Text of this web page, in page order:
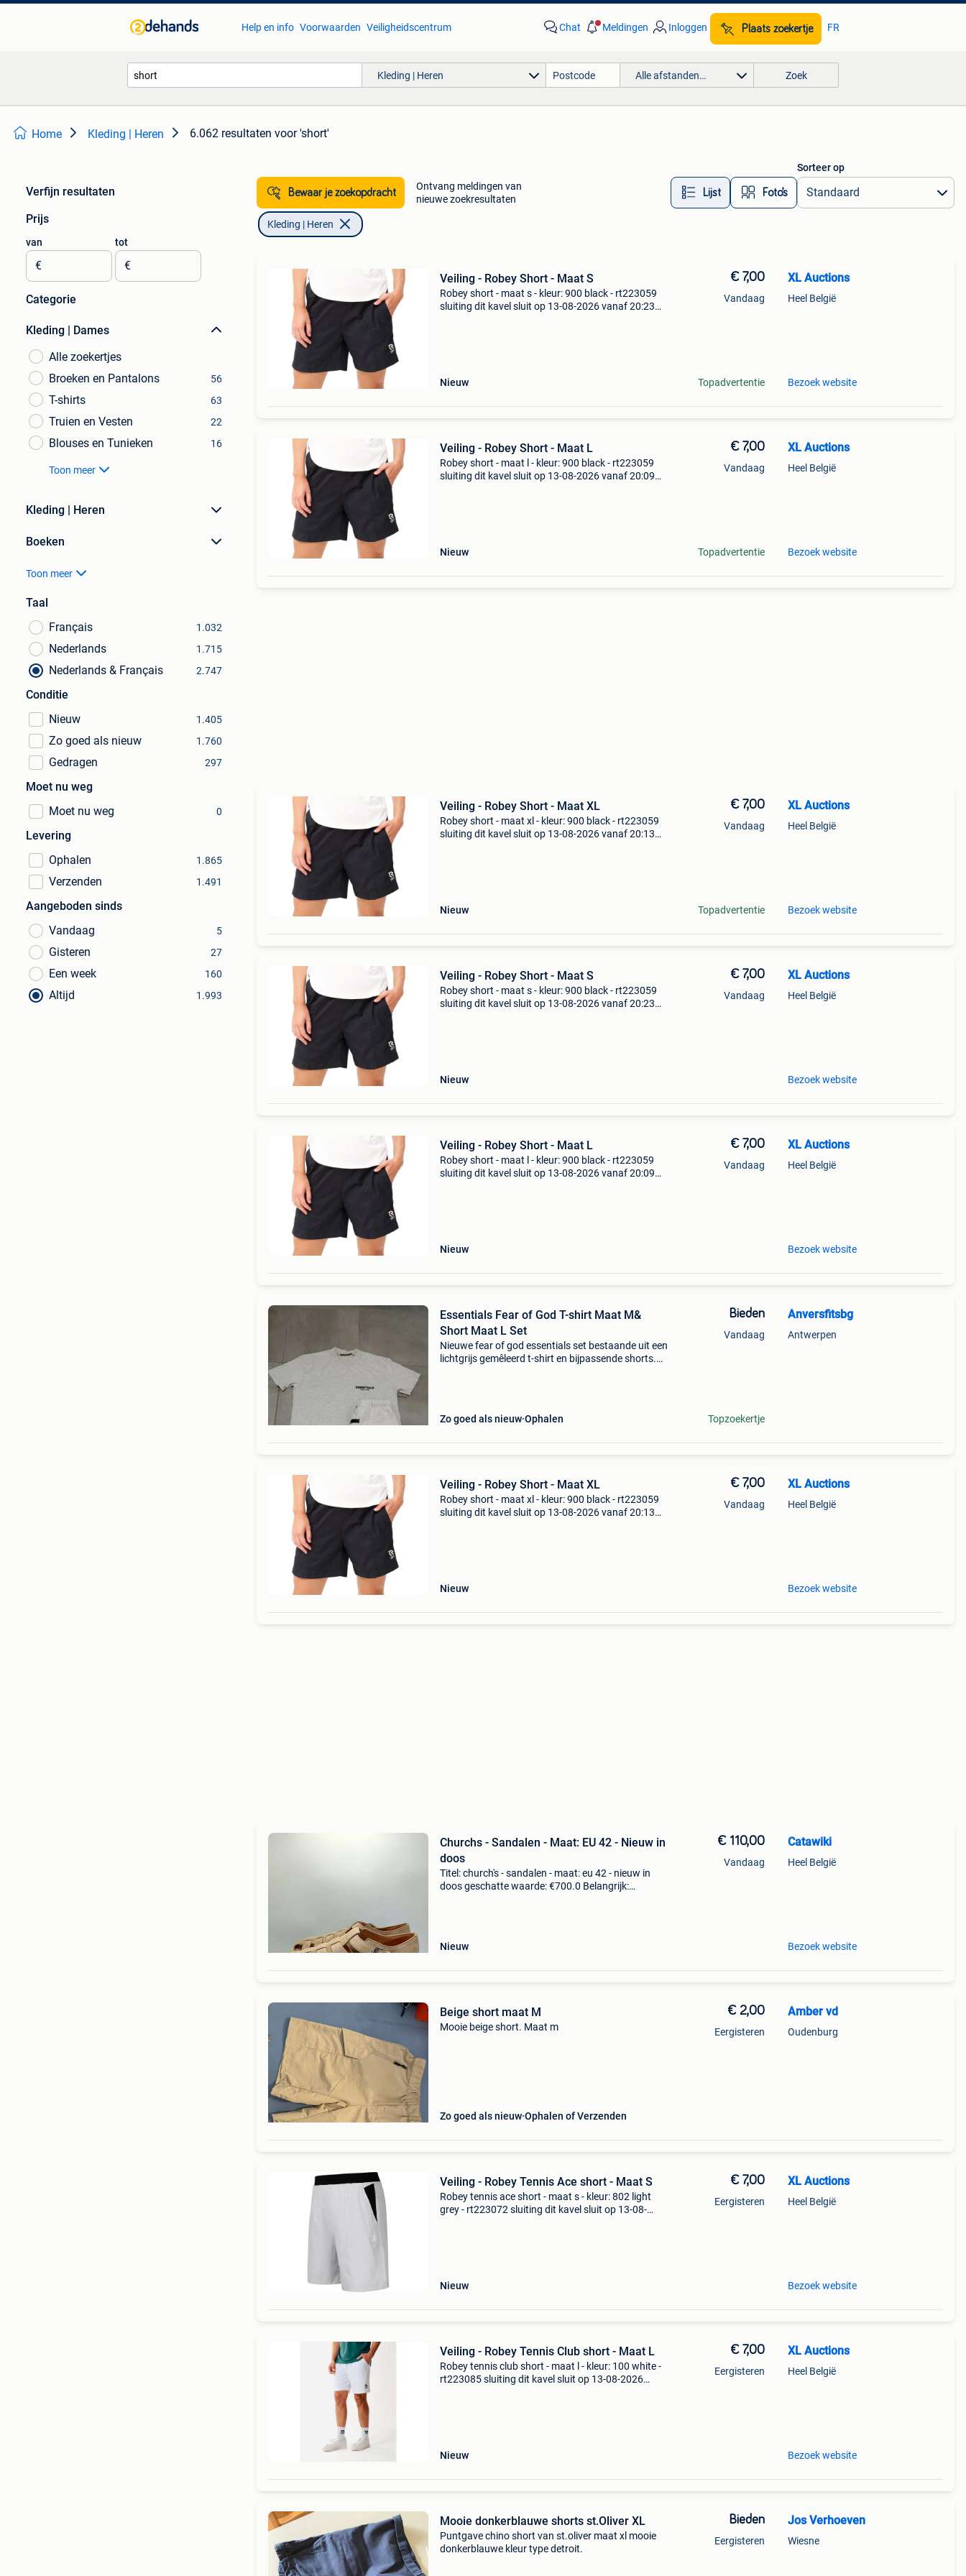
Help en info Voorwaarden Veiligheidscentrum Chat Meldingen Inloggen Plaats zoekertje FR
Kleding | Heren Alle afstanden… Zoek
Home Kleding | Heren 6.062 resultaten voor 'short'
Verfijn resultaten
Prijs
van
€
tot
€
Categorie
Kleding | Dames
Alle zoekertjes
Broeken en Pantalons
56
T-shirts 63
Truien en Vesten 22
Blouses en Tunieken 16
Toon meer
Kleding | Heren
Boeken
Toon meer
Taal
Français
1.032
Nederlands 1.715
Nederlands & Français 2.747
Conditie
Nieuw
1.405
Zo goed als nieuw 1.760
Gedragen 297
Moet nu weg
Moet nu weg
0
Levering
Ophalen
1.865
Verzenden 1.491
Aangeboden sinds
Vandaag
5
Gisteren 27
Een week 160
Altijd 1.993
Bewaar je zoekopdracht
Ontvang meldingen van
nieuwe zoekresultaten
Lijst Foto’s
Sorteer op
Kleding | Heren
Veiling - Robey Short - Maat S
Robey short - maat s - kleur: 900 black - rt223059
sluiting dit kavel sluit op 13-08-2026 vanaf 20:23
Nieuw
€ 7,00
Vandaag
Topadvertentie
XL Auctions
Heel België
Bezoek website
Veiling - Robey Short - Maat L
Robey short - maat l - kleur: 900 black - rt223059
sluiting dit kavel sluit op 13-08-2026 vanaf 20:09
Nieuw
€ 7,00
Vandaag
Topadvertentie
XL Auctions
Heel België
Bezoek website
Veiling - Robey Short - Maat XL
Robey short - maat xl - kleur: 900 black - rt223059
sluiting dit kavel sluit op 13-08-2026 vanaf 20:13
Nieuw
€ 7,00
Vandaag
Topadvertentie
XL Auctions
Heel België
Bezoek website
Veiling - Robey Short - Maat S
Robey short - maat s - kleur: 900 black - rt223059
sluiting dit kavel sluit op 13-08-2026 vanaf 20:23
Nieuw
€ 7,00
Vandaag
XL Auctions
Heel België
Bezoek website
Veiling - Robey Short - Maat L
Robey short - maat l - kleur: 900 black - rt223059
sluiting dit kavel sluit op 13-08-2026 vanaf 20:09
Nieuw
€ 7,00
Vandaag
XL Auctions
Heel België
Bezoek website
Essentials Fear of God T-shirt Maat M&
Short Maat L Set
Nieuwe fear of god essentials set bestaande uit een
lichtgrijs gemêleerd t-shirt en bijpassende shorts.
Zo goed als nieuw Ophalen
Bieden
Vandaag
Topzoekertje
Anversfitsbg
Antwerpen
Veiling - Robey Short - Maat XL
Robey short - maat xl - kleur: 900 black - rt223059
sluiting dit kavel sluit op 13-08-2026 vanaf 20:13
Nieuw
€ 7,00
Vandaag
XL Auctions
Heel België
Bezoek website
Churchs - Sandalen - Maat: EU 42 - Nieuw in
doos
Titel: church's - sandalen - maat: eu 42 - nieuw in
doos geschatte waarde: €700.0 Belangrijk:
Nieuw
€ 110,00
Vandaag
Catawiki
Heel België
Bezoek website
Beige short maat M
Mooie beige short. Maat m
Zo goed als nieuw Ophalen of Verzenden
€ 2,00
Eergisteren
Amber vd
Oudenburg
Veiling - Robey Tennis Ace short - Maat S
Robey tennis ace short - maat s - kleur: 802 light
grey - rt223072 sluiting dit kavel sluit op 13-08-
Nieuw
€ 7,00
Eergisteren
XL Auctions
Heel België
Bezoek website
Veiling - Robey Tennis Club short - Maat L
Robey tennis club short - maat l - kleur: 100 white -
rt223085 sluiting dit kavel sluit op 13-08-2026
Nieuw
€ 7,00
Eergisteren
XL Auctions
Heel België
Bezoek website
Mooie donkerblauwe shorts st.Oliver XL
Puntgave chino short van st.oliver maat xl mooie
donkerblauwe kleur type detroit.
Bieden
Eergisteren
Jos Verhoeven
Wiesne